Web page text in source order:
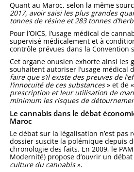
Quant au Maroc, selon la même
2017, avoir saisi les plus grandes
tonnes de résine et 283 tonnes
Pour l’OICS, l’usage mé­dical de
supervisé médicale­ment et à
contrôle prévues dans la Convention
Cet organe onusien exhorte ainsi les
souhaitent autoriser l’usage médical
faire que s’il existe des preuves de
l’innocuité de ces subs­tances» et de «
prescription et leur uti­lisation de
minimum les risques de
Le cannabis dans le débat
Maroc
Le débat sur la légalisation n’est pas
dossier sus­cite la polémique depuis
chronologie des faits. En 2009, le
Modernité) propose d’ouvrir un
culture du canna­bis».